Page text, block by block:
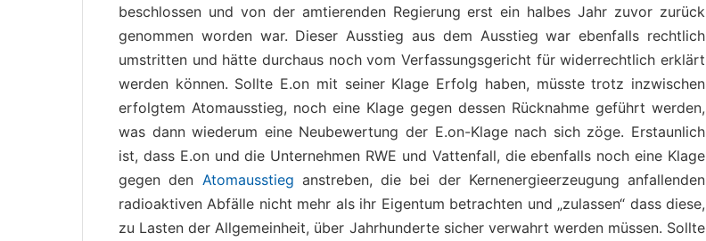
beschlossen und von der amtierenden Regierung erst ein halbes Jahr zuvor zurück
genommen worden war. Dieser Ausstieg aus dem Ausstieg war ebenfalls rechtlich
umstritten und hätte durchaus noch vom Verfassungsgericht für widerrechtlich erklärt
werden können. Sollte E.on mit seiner Klage Erfolg haben, müsste trotz inzwischen
erfolgtem Atomausstieg, noch eine Klage gegen dessen Rücknahme geführt werden,
was dann wiederum eine Neubewertung der E.on-Klage nach sich zöge. Erstaunlich
ist, dass E.on und die Unternehmen RWE und Vattenfall, die ebenfalls noch eine Klage
gegen den Atomausstieg anstreben, die bei der Kernenergieerzeugung anfallenden
radioaktiven Abfälle nicht mehr als ihr Eigentum betrachten und „zulassen“ dass diese,
zu Lasten der Allgemeinheit, über Jahrhunderte sicher verwahrt werden müssen. Sollte